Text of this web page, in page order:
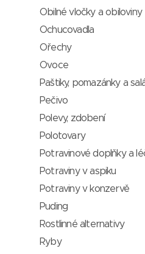
Obilné vločky a obiloviny
Ochucovadla
Ořechy
Ovoce
Paštiky, pomazánky a
Pečivo
Polevy, zdobení
Polotovary
Potravinové doplňky a
Potraviny v aspiku
Potraviny v konzervě
Puding
Rostlinné alternativy
Ryby